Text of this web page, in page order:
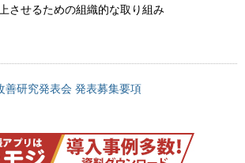
させるための組織的な取り組み
善研究発表会 発表募集要項